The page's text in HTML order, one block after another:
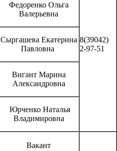
8(39042)
2-97-51
Федоренко Ольга
Валерьевна
Сыргашева Екатерина
Павловна
Вигант Марина
Александровна
Юрченко Наталья
Владимировна
Вакант